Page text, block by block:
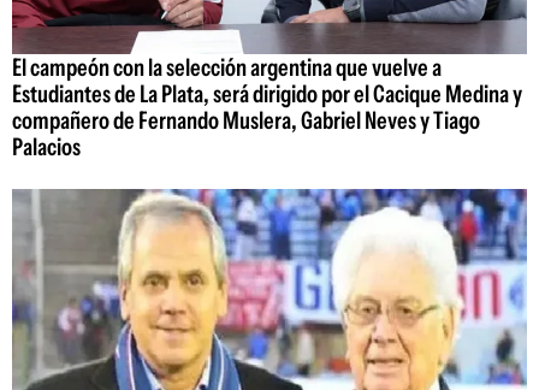
El campeón con la selección argentina que vuelve a
Estudiantes de La Plata, será dirigido por el Cacique Medina y
compañero de Fernando Muslera, Gabriel Neves y Tiago
Palacios